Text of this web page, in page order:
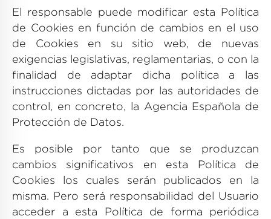
El responsable puede modificar esta Política
de Cookies en función de cambios en el uso
de Cookies en su sitio web, de nuevas
exigencias legislativas, reglamentarias, o con la
finalidad de adaptar dicha política a las
instrucciones dictadas por las autoridades de
control, en concreto, la Agencia Española de
Protección de Datos.
Es posible por tanto que se produzcan
cambios significativos en esta Política de
Cookies los cuales serán publicados en la
misma. Pero será responsabilidad del Usuario
acceder a esta Política de forma periódica